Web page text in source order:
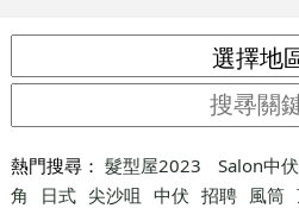
熱門搜尋： 髮型屋2023 Salon中伏
角
日式 尖沙咀 中伏 招聘 風筒